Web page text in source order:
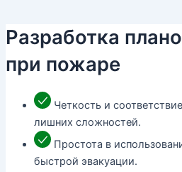
Разработка
при пожаре
Четкость и
лишних сложностей.
Простота в
быстрой эвакуации.